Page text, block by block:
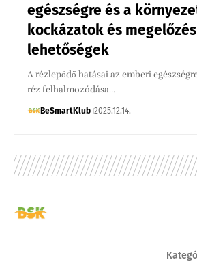
egészségre és a
kockázatok és
lehetőségek
A rézlepődő hatásai az emberi
réz felhalmozódása…
BeSmartKlub 2025.12.14.